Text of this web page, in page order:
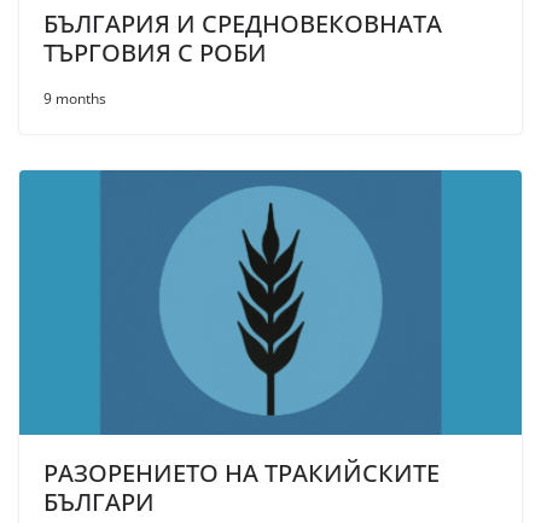
БЪЛГАРИЯ И СРЕДНОВЕКОВНАТА
ТЪРГОВИЯ С РОБИ
9 months
РАЗОРЕНИЕТО НА ТРАКИЙСКИТЕ
БЪЛГАРИ